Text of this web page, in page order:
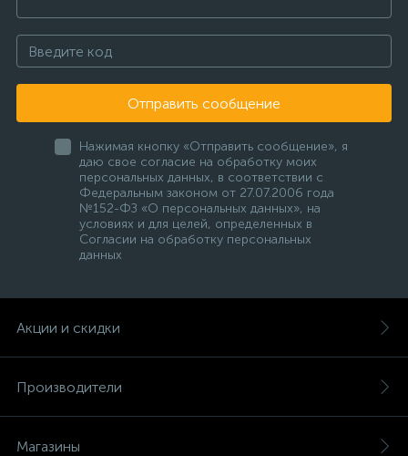
Отправить сообщение
Нажимая кнопку «Отправить сообщение», я
даю свое согласие на обработку моих
персональных данных, в соответствии с
Федеральным законом от 27.07.2006 года
№152-ФЗ «О персональных данных», на
условиях и для целей, определенных в
Согласии на обработку персональных
данных
Акции и скидки
Производители
Магазины